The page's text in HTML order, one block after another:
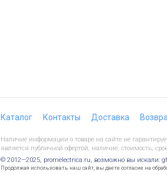
Каталог Контакты Доставка
Наличие информации о товаре на сайте не
является публичной офертой, наличие, стоимость,
© 2012—2025, promelectrica.ru, возможно вы искали:
Продолжая использовать наш сайт, вы даете согласие на